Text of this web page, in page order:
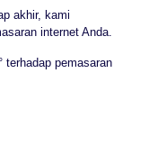
akhir, kami
internet Anda.
terhadap pemasaran